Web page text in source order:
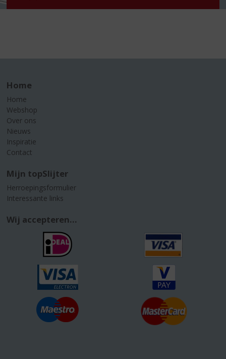
Home
Home
Webshop
Over ons
Nieuws
Inspiratie
Contact
Mijn topSlijter
Herroepingsformulier
Interessante links
Wij accepteren...